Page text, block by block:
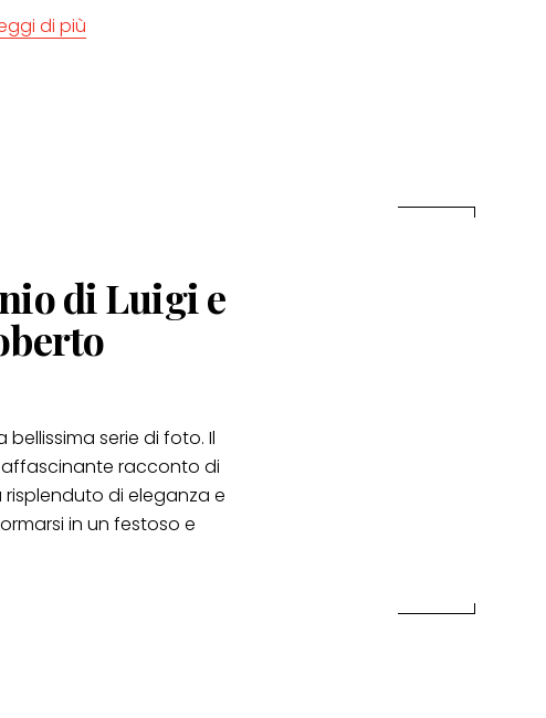
di più
di Luigi e
serie di foto. Il
affascinante racconto di
di eleganza e
in un festoso e